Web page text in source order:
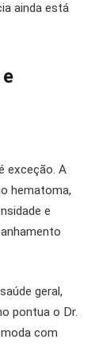
ainda está
exceção. A
hematoma,
e
geral,
pontua o Dr.
com